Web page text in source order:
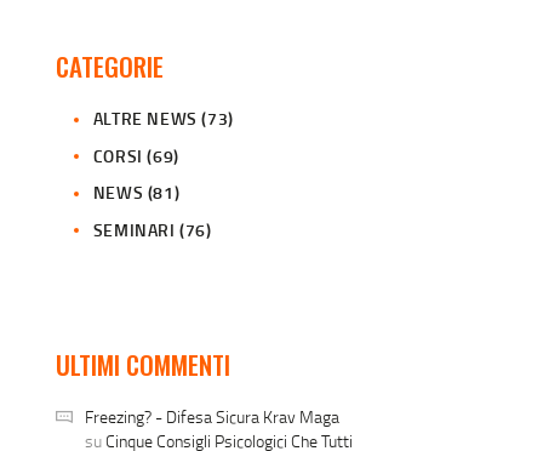
CATEGORIE
ALTRE NEWS (73)
CORSI (69)
NEWS (81)
SEMINARI (76)
ULTIMI COMMENTI
Freezing? - Difesa Sicura Krav Maga
su Cinque Consigli Psicologici Che Tutti